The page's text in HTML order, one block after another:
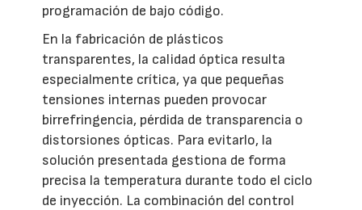
programación de bajo código.
En la fabricación de plásticos
transparentes, la calidad óptica resulta
especialmente crítica, ya que pequeñas
tensiones internas pueden provocar
birrefringencia, pérdida de transparencia o
distorsiones ópticas. Para evitarlo, la
solución presentada gestiona de forma
precisa la temperatura durante todo el ciclo
de inyección. La combinación del control